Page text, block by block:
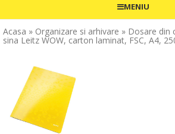
MENIU
Acasa » Organizare si arhivare » Dosare din
sina Leitz WOW, carton laminat, FSC, A4,